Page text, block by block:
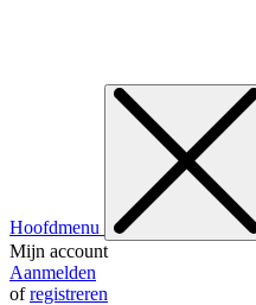
Hoofdmenu
Mijn account
Aanmelden
ofregistreren